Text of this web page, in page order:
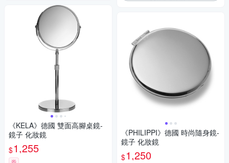
《KELA》德國 雙面高腳桌鏡-
鏡子 化妝鏡
$1,255
《PHILIPPI》德國 時尚隨身鏡-
鏡子 化妝鏡
$1,250